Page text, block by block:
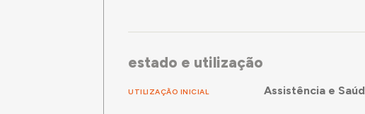
estado e utilização
UTILIZAÇÃO INICIAL Assistência e